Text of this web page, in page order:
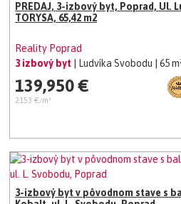
PREDAJ, 3-izbový byt, Poprad, Ul.
TORYSA, 65,42 m2
Reality Poprad
3 izbový byt
| Ludvíka Svobodu | 65
139,950 €
2153 €/m²
3-izbový byt v pôvodnom stave s